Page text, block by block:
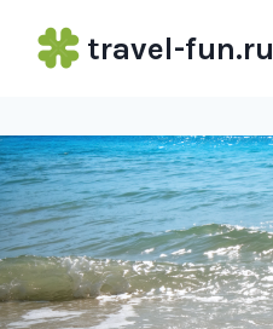
travel-fun.ru